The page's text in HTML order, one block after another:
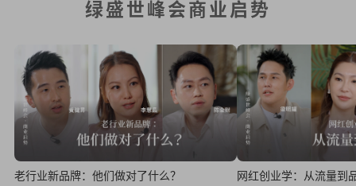
绿盛世峰会商业启势
老行业新品牌：他们做对了什么？ 网红创业学：从流量到